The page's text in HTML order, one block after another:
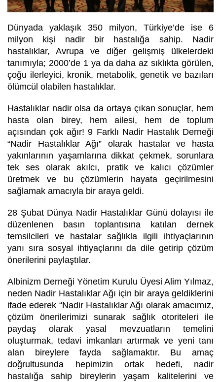
Dünyada yaklaşık 350 milyon, Türkiye’de ise 6
milyon kişi nadir bir hastalığa sahip. Nadir
hastalıklar, Avrupa ve diğer gelişmiş ülkelerdeki
tanımıyla; 2000’de 1 ya da daha az sıklıkta görülen,
çoğu ilerleyici, kronik, metabolik, genetik ve bazıları
ölümcül olabilen hastalıklar.
Hastalıklar nadir olsa da ortaya çıkan sonuçlar, hem
hasta olan birey, hem ailesi, hem de toplum
açısından çok ağır! 9 Farklı Nadir Hastalık Derneği
“Nadir Hastalıklar Ağı” olarak hastalar ve hasta
yakınlarının yaşamlarına dikkat çekmek, sorunlara
tek ses olarak akılcı, pratik ve kalıcı çözümler
üretmek ve bu çözümlerin hayata geçirilmesini
sağlamak amacıyla bir araya geldi.
28 Şubat Dünya Nadir Hastalıklar Günü dolayısı ile
düzenlenen basın toplantısına katılan dernek
temsilcileri ve hastalar sağlıkla ilgili ihtiyaçlarının
yanı sıra sosyal ihtiyaçlarını da dile getirip çözüm
önerilerini paylaştılar.
Albinizm Derneği Yönetim Kurulu Üyesi Alim Yılmaz,
neden Nadir Hastalıklar Ağı için bir araya geldiklerini
ifade ederek “Nadir Hastalıklar Ağı olarak amacımız,
çözüm önerilerimizi sunarak sağlık otoriteleri ile
paydaş olarak yasal mevzuatların temelini
oluşturmak, tedavi imkanları artırmak ve yeni tanı
alan bireylere fayda sağlamaktır. Bu amaç
doğrultusunda hepimizin ortak hedefi, nadir
hastalığa sahip bireylerin yaşam kalitelerini ve